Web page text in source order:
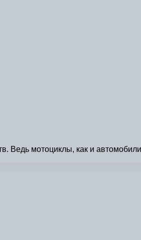
Ведь мотоциклы, как и